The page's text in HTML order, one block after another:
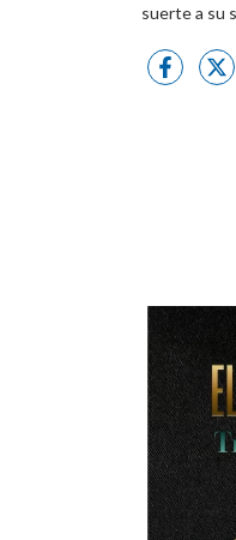
suerte a su